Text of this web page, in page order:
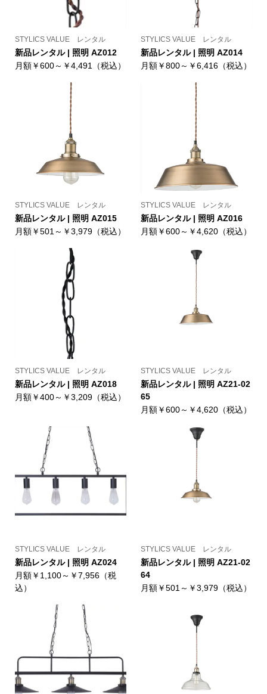
STYLICS VALUE レンタル
新品レンタル | 照明 AZ012
月額￥600～￥4,491（税込）
STYLICS VALUE レンタル
新品レンタル | 照明 AZ014
月額￥800～￥6,416（税込）
STYLICS VALUE レンタル
新品レンタル | 照明 AZ015
月額￥501～￥3,979（税込）
STYLICS VALUE レンタル
新品レンタル | 照明 AZ016
月額￥600～￥4,620（税込）
STYLICS VALUE レンタル
新品レンタル | 照明 AZ018
月額￥400～￥3,209（税込）
STYLICS VALUE レンタル
新品レンタル | 照明 AZ21-02
65
月額￥600～￥4,620（税込）
STYLICS VALUE レンタル
新品レンタル | 照明 AZ024
月額￥1,100～￥7,956（税
込）
STYLICS VALUE レンタル
新品レンタル | 照明 AZ21-02
64
月額￥501～￥3,979（税込）